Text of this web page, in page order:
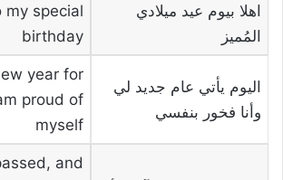
اهلا بيوم عيد ميلادي
المُميز
my special
birthday
اليوم يأتي عام جديد لي
وأنا فخور بنفسي
year for
proud of
myself
and